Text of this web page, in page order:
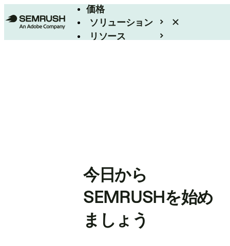
価格
ソリューション
リソース
今日から
SEMRUSHを始め
ましょう